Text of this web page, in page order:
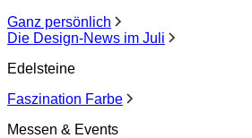
Ganz persönlich
Die Design-News im Juli
Edelsteine
Faszination Farbe
Messen & Events